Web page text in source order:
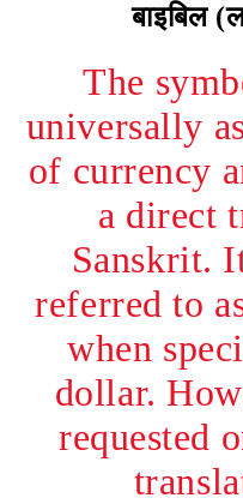
बाइबिल
The
universally
of currency
a direct
Sanskrit.
referred to
when
dollar.
requested